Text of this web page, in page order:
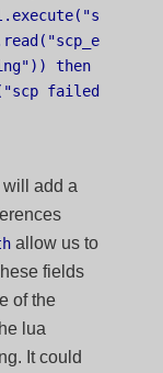
then
failed for
will add a
allow us to
fields
of the
lua
It could